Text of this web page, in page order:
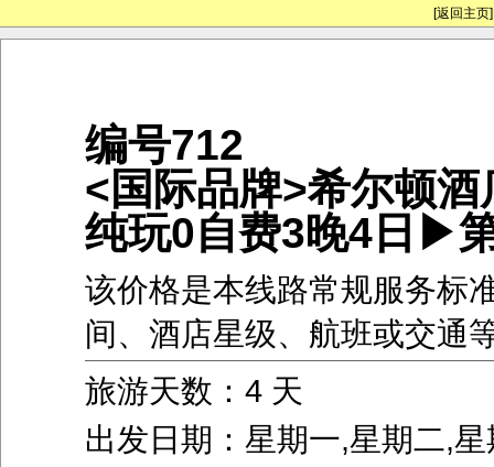
[返回主页]
编号712
<国际品牌>希尔顿酒
纯玩0自费3晚4日▶
该价格是本线路常规服务标
间、酒店星级、航班或交通
旅游天数：4 天
出发日期：星期一,星期二,